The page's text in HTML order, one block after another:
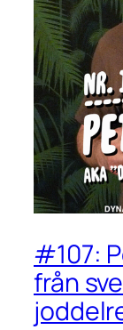
#107:
från